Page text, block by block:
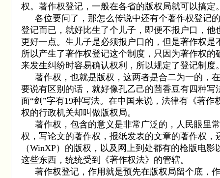
权。著作权登记，一般在各省的版权局就可以搞定
各位要问了，那怎么传说中还有个著作权登记
登记而已，就好比生了个儿子，即便不报户口，他
更好一点。生儿子是必须报户口的，但是著作权是
所以产生了著作权登记这个制度，只因为著作权的
来发生纠纷时容易确认权利，所以规定了登记制度
著作权，也就是版权，这两者是合二为一的，
要说有区别的话，就好像孔乙己的茴香豆有四种写
面“剑 ”字有19种写法。在中国来说，法律有《著作
权的行政机关却叫做版权局。
著作权，包含的意义是非常广泛的，人民眼里
权，写论文的著作权，报纸发表的文章的著作权，
（WinXP）的版权，以及网上到处都有的枪版电影
这些东西，统统受到《著作权法》的管辖。
著作权登记，作用就是预先在版权局留个底，